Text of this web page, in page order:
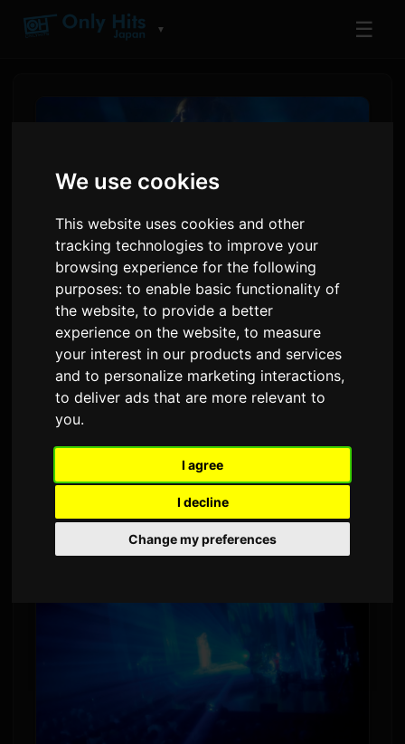
We use cookies
This website uses cookies and other
tracking technologies to improve your
browsing experience for the following
purposes:to enable basic functionality of
the website,to provide a better
experience on the website,to measure
your interest in our products and services
and to personalize marketing interactions,
to deliver ads that are more relevant to
you.
I agree
I decline
Change my preferences
▼ ☰
adieu ประกาศซิงเกิลใหม่
'Wanna me' เป็นเพลงปิดอนิเมะ
โดยSam 2 มิถุนายน 2026
แปลจากภาษาอังกฤษ
2,553 ครั้งที่เข้าชม
adieu โปรเจกต์ที่นำโดย โมกะ คามิชิราชิ จัดแสดง
ไลฟ์พรีเมียมจนเต็มทุกที่นั่งที่ KT Zepp Yokohama